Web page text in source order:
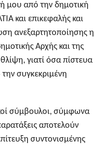
μου από την δημοτική
και επικεφαλής και
ανεξαρτητοποίησης η
Αρχής και της
γιατί όσα πίστευα
συγκεκριμένη
σύμβουλοι, σύμφωνα
αποτελούν
συντονισμένης